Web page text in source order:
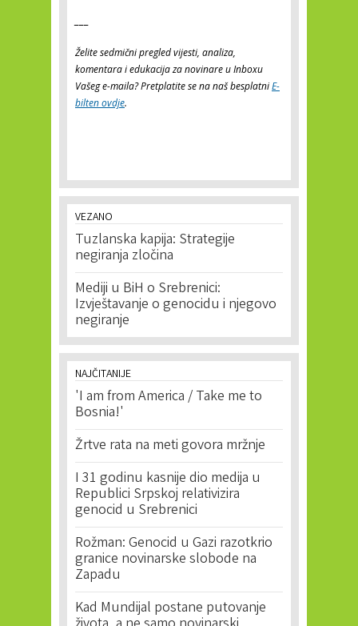
Želite sedmični pregled vijesti, analiza,
komentara i edukacija za novinare u Inboxu
Vašeg e-maila? Pretplatite se na naš besplatniE-
bilten ovdje.
VEZANO
Tuzlanska kapija: Strategije
negiranja zločina
Mediji u BiH o Srebrenici:
Izvještavanje o genocidu i njegovo
negiranje
NAJČITANIJE
'I am from America / Take me to
Bosnia!'
Žrtve rata na meti govora mržnje
I 31 godinu kasnije dio medija u
Republici Srpskoj relativizira
genocid u Srebrenici
Rožman: Genocid u Gazi razotkrio
granice novinarske slobode na
Zapadu
Kad Mundijal postane putovanje